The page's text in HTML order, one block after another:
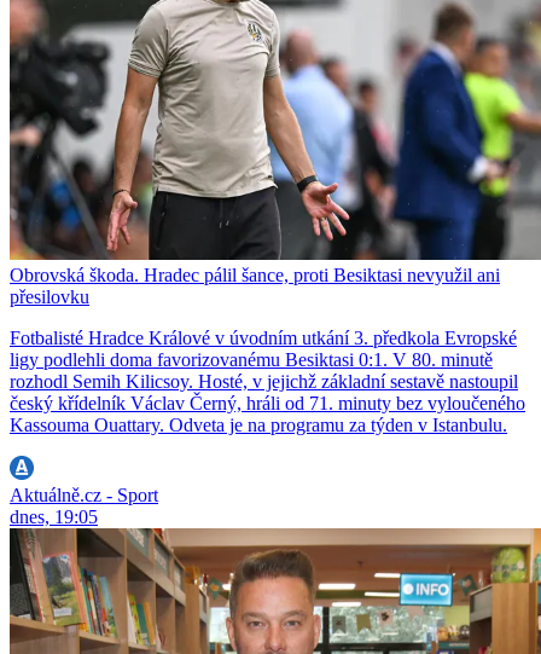
Obrovská škoda. Hradec pálil šance, proti Besiktasi nevyužil ani
přesilovku
Fotbalisté Hradce Králové v úvodním utkání 3. předkola Evropské
ligy podlehli doma favorizovanému Besiktasi 0:1. V 80. minutě
rozhodl Semih Kilicsoy. Hosté, v jejichž základní sestavě nastoupil
český křídelník Václav Černý, hráli od 71. minuty bez vyloučeného
Kassouma Ouattary. Odveta je na programu za týden v Istanbulu.
Aktuálně.cz - Sport
dnes, 19:05